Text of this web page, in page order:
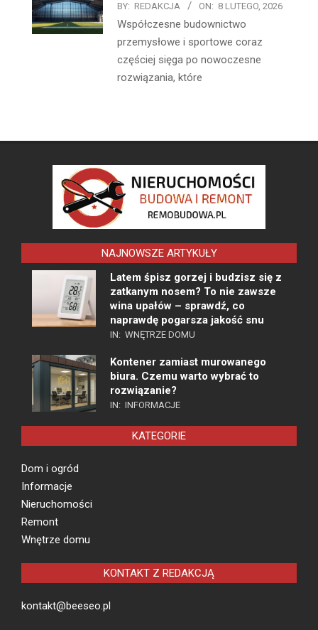
BY: REDAKCJA ON: 8 LUTEGO, 2026
Współczesne budownictwo
przemysłowe i sportowe coraz
częściej sięga po nowoczesne
rozwiązania, które
NAJNOWSZE ARTYKUŁY
Latem śpisz gorzej i budzisz się z
zatkanym nosem? To nie zawsze
wina upałów – sprawdź, co
naprawdę pogarsza jakość snu
IN: WNĘTRZE DOMU
Kontener zamiast murowanego
biura. Czemu warto wybrać to
rozwiązanie?
IN: INFORMACJE
KATEGORIE
Dom i ogród
Informacje
Nieruchomości
Remont
Wnętrze domu
KONTAKT Z REDAKCJĄ
kontakt@beeseo.pl